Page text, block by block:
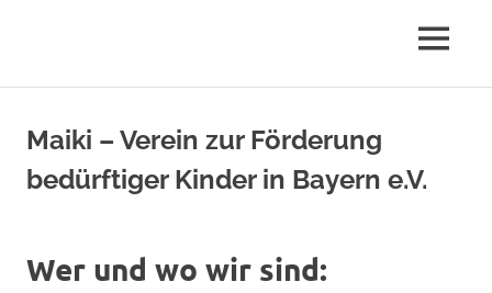
springen
e.V.
MENÜ
Maiki – Verein zur Förderung
bedürftiger Kinder in Bayern e.V.
Wer und wo wir sind: